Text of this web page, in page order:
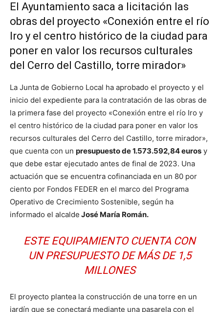
El Ayuntamiento saca a licitación las
obras del proyecto «Conexión entre el río
Iro y el centro histórico de la ciudad para
poner en valor los recursos culturales
del Cerro del Castillo, torre mirador»
La Junta de Gobierno Local ha aprobado el proyecto y el
inicio del expediente para la contratación de las obras de
la primera fase del proyecto «Conexión entre el río Iro y
el centro histórico de la ciudad para poner en valor los
recursos culturales del Cerro del Castillo, torre mirador»,
que cuenta con un presupuesto de 1.573.592,84 euros y
que debe estar ejecutado antes de final de 2023. Una
actuación que se encuentra cofinanciada en un 80 por
ciento por Fondos FEDER en el marco del Programa
Operativo de Crecimiento Sostenible, según ha
informado el alcalde José María Román.
ESTE EQUIPAMIENTO CUENTA CON
UN PRESUPUESTO DE MÁS DE 1,5
MILLONES
El proyecto plantea la construcción de una torre en un
jardín que se conectará mediante una pasarela con el